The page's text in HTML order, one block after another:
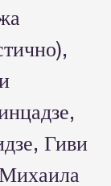
Гиви